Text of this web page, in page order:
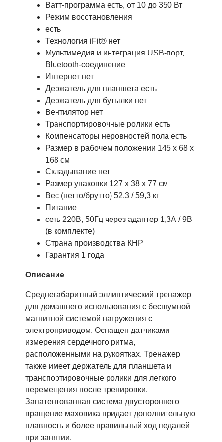
Ватт-программа есть, от 10 до 350 Вт
Режим восстановления
есть
Технология iFit® нет
Мультимедия и интеграция USB-порт,
Bluetooth-соединение
Интернет нет
Держатель для планшета есть
Держатель для бутылки нет
Вентилятор нет
Транспортировочные ролики есть
Компенсаторы неровностей пола есть
Размер в рабочем положении 145 х 68 х
168 см
Складывание нет
Размер упаковки 127 х 38 х 77 см
Вес (нетто/брутто) 52,3 / 59,3 кг
Питание
сеть 220В, 50Гц через адаптер 1,3А / 9В
(в комплекте)
Страна производства КНР
Гарантия 1 года
Описание
Среднегабаритный эллиптический тренажер
для домашнего использования с бесшумной
магнитной системой нагружения с
электроприводом. Оснащен датчиками
измерения сердечного ритма,
расположенными на рукоятках. Тренажер
также имеет держатель для планшета и
транспортировочные ролики для легкого
перемещения после тренировки.
Запатентованная система двустороннего
вращение маховика придает дополнительную
плавность и более правильный ход педалей
при занятии.